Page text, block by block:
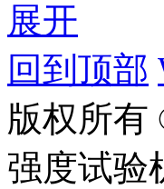
展开
回到顶部
版权所有
强度试验